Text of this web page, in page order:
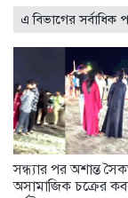
এ বিভাগের সর্বাধিক
সন্ধ্যার পর অশান্ত
অসামাজিক চক্রের